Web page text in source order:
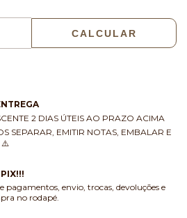
CALCULAR
2 DIAS ÚTEIS AO PRAZO ACIMA
SEPARAR, EMITIR NOTAS, EMBALAR E
⚠️
pagamentos, envio, trocas, devoluções e
no rodapé.